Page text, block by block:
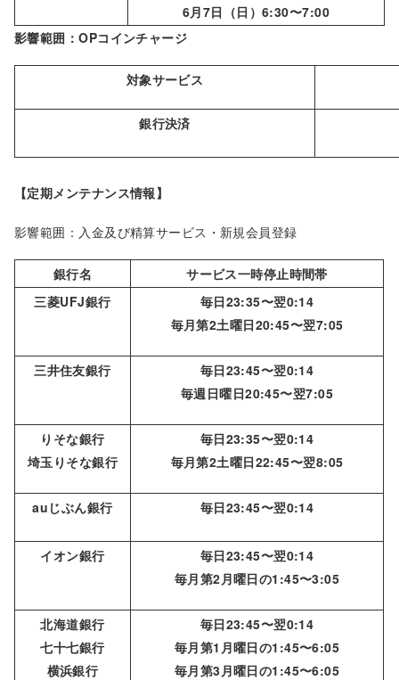
6月7日（日）6:30〜7:00
影響範囲：OPコインチャージ
対象サービス
銀行決済
【定期メンテナンス情報】
影響範囲：入金及び精算サービス・新規会員登録
銀行名
サービス一時停止時間帯
三菱UFJ銀行
毎日23:35〜翌0:14
毎月第2土曜日20:45〜翌7:05
三井住友銀行
毎日23:45〜翌0:14
毎週日曜日20:45〜翌7:05
りそな銀行
埼玉りそな銀行
毎日23:35〜翌0:14
毎月第2土曜日22:45〜翌8:05
auじぶん銀行 毎日23:45〜翌0:14
イオン銀行
毎日23:45〜翌0:14
毎月第2月曜日の1:45〜3:05
北海道銀行
七十七銀行
横浜銀行
毎日23:45〜翌0:14
毎月第1月曜日の1:45〜6:05
毎月第3月曜日の1:45〜6:05